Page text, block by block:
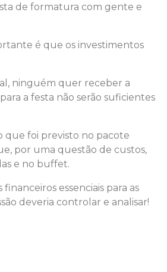
de formatura com gente e
é que os investimentos
ninguém quer receber a
a festa não serão suficientes
que foi previsto no pacote
por uma questão de custos,
e no buffet.
essenciais para as
deveria controlar e analisar!